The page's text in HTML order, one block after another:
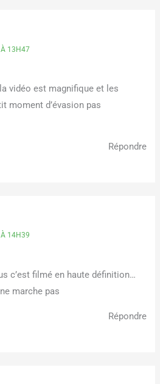
À 13H47
vidéo est magnifique et les
moment d’évasion pas
Répondre
14H39
c’est filmé en haute définition…
marche pas
Répondre